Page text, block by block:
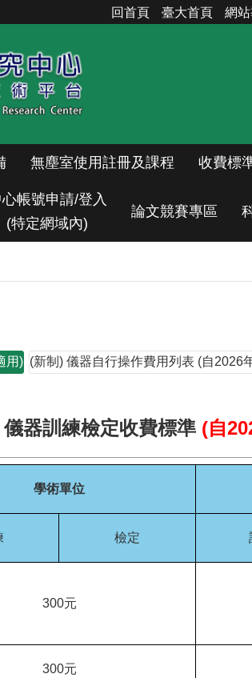
回首頁 臺大首頁 網
無塵室使用註冊及課程 收費標
心帳號申請/登入
(特定網域內)
論文競賽專區
用) (新制) 儀器自行操作費用列表 (自2026
儀器訓練檢定收費標準 (自
學術單位
檢定
300元
300元